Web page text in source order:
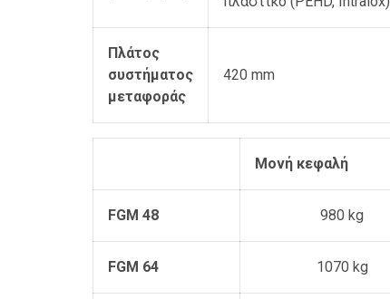
Πλάτος
συστήματος
μεταφοράς
420 mm
Μονή κεφαλή
FGM 48 980 kg
FGM 64 1070 kg